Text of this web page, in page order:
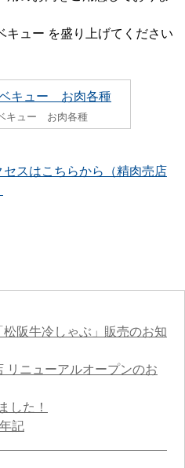
キュー を盛り上げてください
キュー お肉各種
スはこちらから（精肉売店
松阪牛冷しゃぶ」販売のお知
リニューアルオープンのお
した！
記